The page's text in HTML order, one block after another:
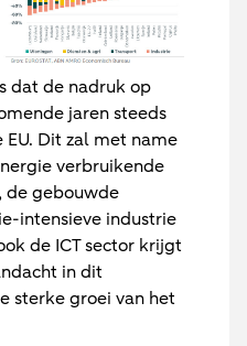
dat de nadruk op
jaren steeds
Dit zal met name
verbruikende
de gebouwde
intensieve industrie
de ICT sector krijgt
in dit
sterke groei van het